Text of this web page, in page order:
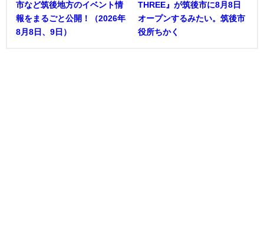
市など筑後地方のイベント情
報をまるごと公開！（2026年
8月8日、9日）
THREE』が筑後市に8月8日
オープンするみたい。筑後市
役所ちかく